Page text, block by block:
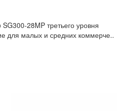
28MP третьего уровня
для малых и средних коммерче..